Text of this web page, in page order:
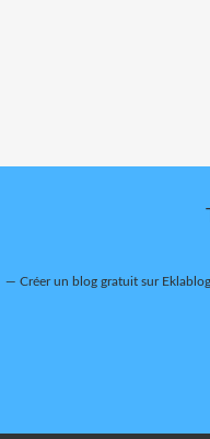
Créer un blog gratuit sur Eklablog